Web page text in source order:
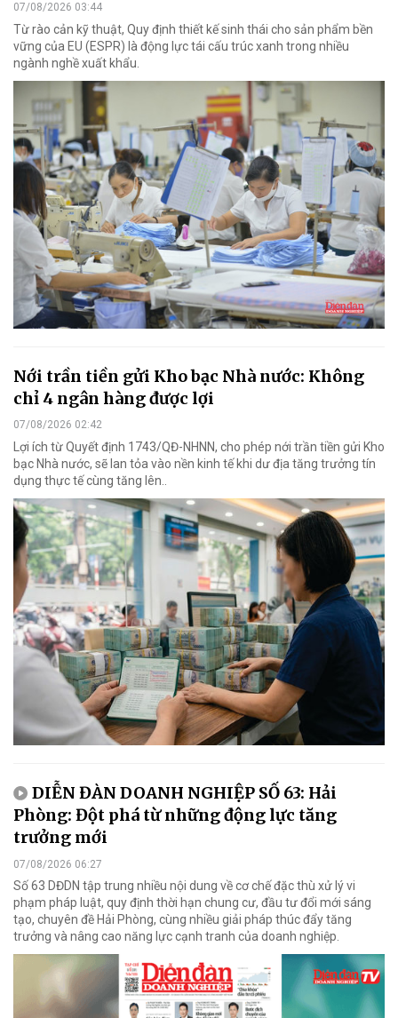
07/08/2026 03:44
Từ rào cản kỹ thuật, Quy định thiết kế sinh thái cho sản phẩm bền
vững của EU (ESPR) là động lực tái cấu trúc xanh trong nhiều
ngành nghề xuất khẩu.
Nới trần tiền gửi Kho bạc Nhà nước: Không
chỉ 4 ngân hàng được lợi
07/08/2026 02:42
Lợi ích từ Quyết định 1743/QĐ-NHNN, cho phép nới trần tiền gửi Kho
bạc Nhà nước, sẽ lan tỏa vào nền kinh tế khi dư địa tăng trưởng tín
dụng thực tế cùng tăng lên..
DIỄN ĐÀN DOANH NGHIỆP SỐ 63: Hải
Phòng: Đột phá từ những động lực tăng
trưởng mới
07/08/2026 06:27
Số 63 DĐDN tập trung nhiều nội dung về cơ chế đặc thù xử lý vi
phạm pháp luật, quy định thời hạn chung cư, đầu tư đổi mới sáng
tạo, chuyên đề Hải Phòng, cùng nhiều giải pháp thúc đẩy tăng
trưởng và nâng cao năng lực cạnh tranh của doanh nghiệp.